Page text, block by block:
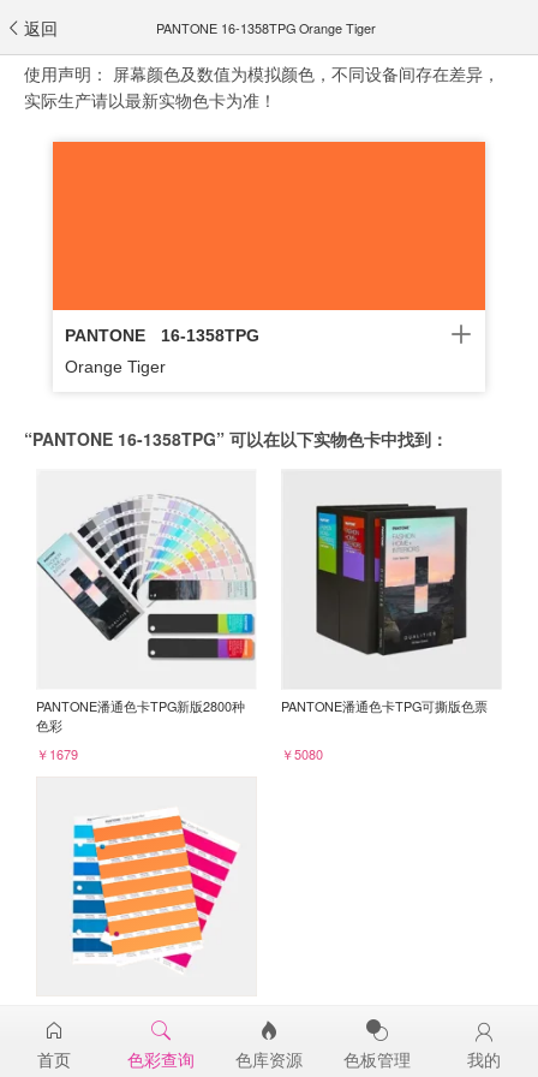
返回 PANTONE 16-1358TPG Orange Tiger
使用声明： 屏幕颜色及数值为模拟颜色，不同设备间存在差异，
实际生产请以最新实物色卡为准！
PANTONE
16-1358TPG
Orange Tiger
“PANTONE 16-1358TPG” 可以在以下实物色卡中找到：
PANTONE潘通色卡TPG新版2800种
色彩
￥1679
PANTONE潘通色卡TPG可撕版色票
￥5080
16-1358TPG
￥98
首页 色彩查询 色库资源 色板管理 我的